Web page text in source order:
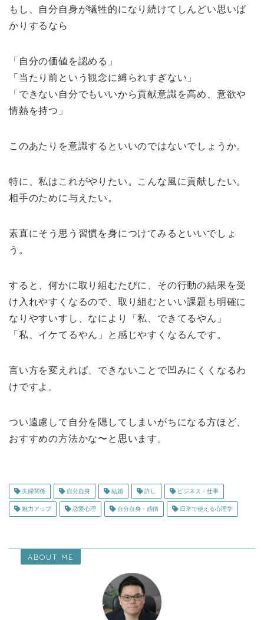
もし、自分自身が犠牲的になり続けてしんどい思いば
かりするなら
「自分の価値を認める」
「当たり前という観念に縛られすぎない」
「できない自分でもいいから貢献意識を高め、意欲や
情熱を持つ」
このあたりを意識するといいのではないでしょうか。
特に、私はこれがやりたい。こんな風に貢献したい。
相手のために与えたい。
素直にそう思う習慣を身につけてみるといいでしょ
う。
すると、何かに取り組むたびに、その行動の結果を受
け入れやすくなるので、取り組むといい課題も明確に
なりやすいすし、なにより「私、できてるやん」
「私、イケてるやん」と感じやすくなるんです。
言い方を変えれば、できないことで凹みにくくなるわ
けですよ。
つい遠慮して自分を隠してしまいがちになる方ほど、
おすすめの方法かな〜と思います。
夫婦関係 自分自身 結婚 許し ビジネス・仕事
魅力アップ 恋愛心理 自分自身・感情 日常で使える心理学
ABOUT ME